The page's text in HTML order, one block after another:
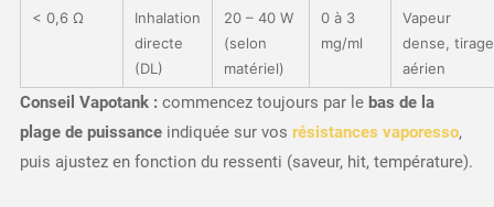
< 0,6 Ω
Inhalation
directe
(DL)
20 – 40 W
(selon
matériel)
0 à 3
mg/ml
Vapeur
dense, tirage
aérien
Conseil Vapotank :commencez toujours par le bas de la
plage de puissanceindiquée sur vos résistances vaporesso,
puis ajustez en fonction du ressenti (saveur, hit, température).